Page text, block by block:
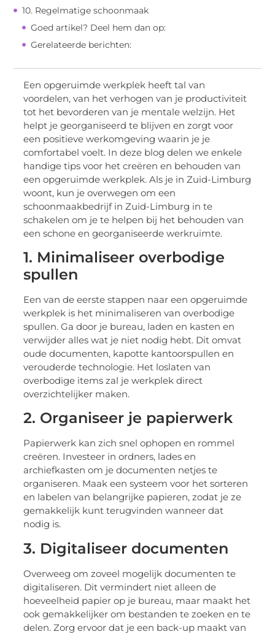
10. Regelmatige schoonmaak
Goed artikel? Deel hem dan op:
Gerelateerde berichten:
Een opgeruimde werkplek heeft tal van
voordelen, van het verhogen van je productiviteit
tot het bevorderen van je mentale welzijn. Het
helpt je georganiseerd te blijven en zorgt voor
een positieve werkomgeving waarin je je
comfortabel voelt. In deze blog delen we enkele
handige tips voor het creëren en behouden van
een opgeruimde werkplek. Als je in Zuid-Limburg
woont, kun je overwegen om een
schoonmaakbedrijf in Zuid-Limburg in te
schakelen om je te helpen bij het behouden van
een schone en georganiseerde werkruimte.
1. Minimaliseer overbodige
spullen
Een van de eerste stappen naar een opgeruimde
werkplek is het minimaliseren van overbodige
spullen. Ga door je bureau, laden en kasten en
verwijder alles wat je niet nodig hebt. Dit omvat
oude documenten, kapotte kantoorspullen en
verouderde technologie. Het loslaten van
overbodige items zal je werkplek direct
overzichtelijker maken.
2. Organiseer je papierwerk
Papierwerk kan zich snel ophopen en rommel
creëren. Investeer in ordners, lades en
archiefkasten om je documenten netjes te
organiseren. Maak een systeem voor het sorteren
en labelen van belangrijke papieren, zodat je ze
gemakkelijk kunt terugvinden wanneer dat
nodig is.
3. Digitaliseer documenten
Overweeg om zoveel mogelijk documenten te
digitaliseren. Dit vermindert niet alleen de
hoeveelheid papier op je bureau, maar maakt het
ook gemakkelijker om bestanden te zoeken en te
delen. Zorg ervoor dat je een back-up maakt van